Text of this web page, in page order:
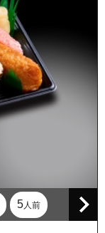
5人前